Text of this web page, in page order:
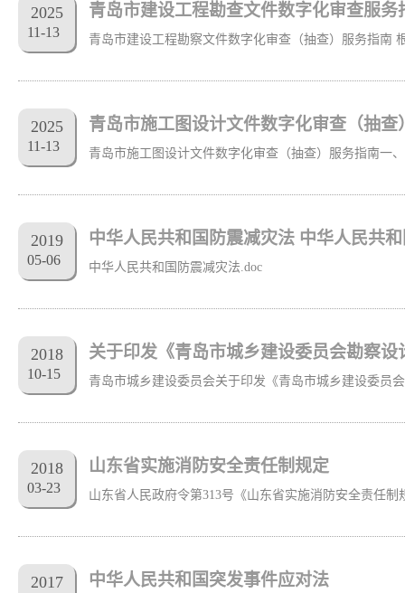
2025
11-13
青岛市建设工程勘查文件数字化审查服务
2025
11-13
青岛市施工图设计文件数字化审查（抽查
2019
05-06
中华人民共和国防震减灾法 中华人民共
中华人民共和国防震减灾法.doc
2018
10-15
2018
03-23
山东省实施消防安全责任制规定
2017 中华人民共和国突发事件应对法